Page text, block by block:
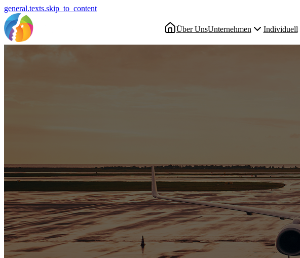
general.texts.skip_to_content
Über UnsUnternehmen Individuell